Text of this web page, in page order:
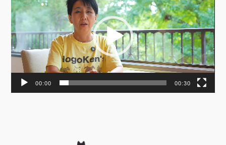
レ
ー
ヤ
ー
00:00 00:30